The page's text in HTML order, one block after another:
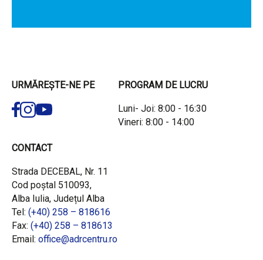
URMĂREȘTE-NE PE PROGRAM DE LUCRU
Luni- Joi: 8:00 - 16:30
Vineri: 8:00 - 14:00
CONTACT
Strada DECEBAL, Nr. 11
Cod poștal 510093,
Alba Iulia, Județul Alba
Tel: (+40) 258 – 818616
Fax: (+40) 258 – 818613
Email: office@adrcentru.ro